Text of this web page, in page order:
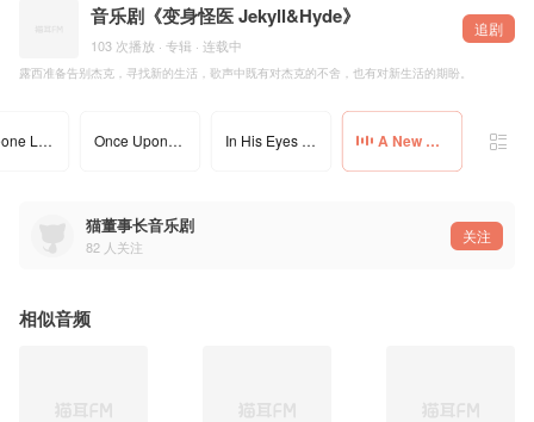
音乐剧《变身怪医 Jekyll&Hyde》
103 次播放 · 专辑 · 连载中
追剧
露西准备告别杰克，寻找新的生活，歌声中既有对杰克的不舍，也有对新生活的期盼。
Someone Like You | 音乐剧《变身怪医 Je Once Upon A Dream | 音乐剧《变身怪医 J In His Eyes | 音乐剧《变身怪医 Jekyll& A New Life | 音乐剧《变身怪医 Jekyll&H
猫董事长音乐剧
82 人关注
关注
相似音频